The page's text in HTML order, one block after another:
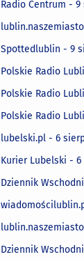
Radio Centrum - 9
Spottedlublin - 9
Polskie Radio
Polskie Radio
Polskie Radio
lubelski.pl - 6
Kurier Lubelski - 6
Dziennik
Dziennik